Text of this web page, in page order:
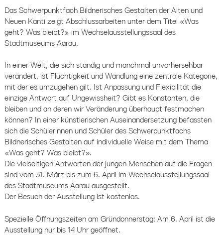
Das Schwerpunktfach Bildnerisches Gestalten der Alten und
Neuen Kanti zeigt Abschlussarbeiten unter dem Titel «Was
geht? Was bleibt?» im Wechselausstellungssaal des
Stadtmuseums Aarau.
In einer Welt, die sich ständig und manchmal unvorhersehbar
verändert, ist Flüchtigkeit und Wandlung eine zentrale Kategorie,
mit der es umzugehen gilt. Ist Anpassung und Flexibilität die
einzige Antwort auf Ungewissheit? Gibt es Konstanten, die
bleiben und an deren wir Veränderung überhaupt festmachen
können? In einer künstlerischen Auseinandersetzung befassten
sich die Schülerinnen und Schüler des Schwerpunktfachs
Bildnerisches Gestalten auf individuelle Weise mit dem Thema
«Was geht? Was bleibt?».
Die vielseitigen Antworten der jungen Menschen auf die Fragen
sind vom 31. März bis zum 6. April im Wechselausstellungssaal
des Stadtmuseums Aarau ausgestellt.
Der Besuch der Ausstellung ist kostenlos.
Spezielle Öffnungszeiten am Gründonnerstag: Am 6. April ist die
Ausstellung nur bis 14 Uhr geöffnet.